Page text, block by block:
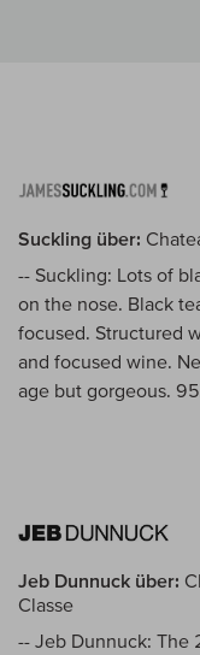
Suckling über:
-- Suckling: Lots of
on the nose. Black
focused. Structured
and focused wine.
age but gorgeous.
Jeb Dunnuck über:
Classe
-- Jeb Dunnuck: The